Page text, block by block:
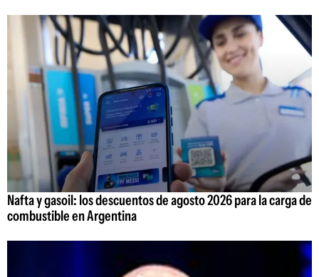
Nafta y gasoil: los descuentos de agosto 2026 para la carga de
combustible en Argentina